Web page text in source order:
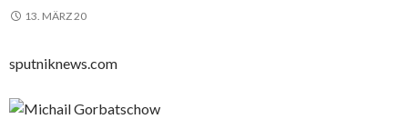
13. MÄRZ 20
sputniknews.com